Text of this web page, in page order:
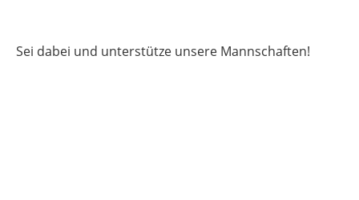
Sei dabei und unterstütze unsere Mannschaften!